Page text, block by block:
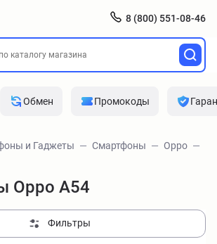
8 (800) 551-08-46
Обмен Промокоды
и Гаджеты Смартфоны
Oppo
Oppo A54
Фильтры